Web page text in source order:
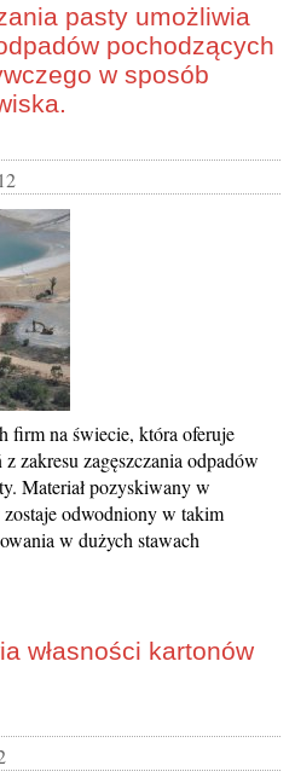
pasty umożliwia
pochodzących
w sposób
firm na świecie, która oferuje
zakresu zagęszczania odpadów
Materiał pozyskiwany w
odwodniony w takim
w dużych stawach
własności kartonów